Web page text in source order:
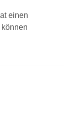
einen